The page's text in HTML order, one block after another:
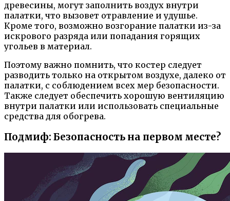
древесины, могут заполнить воздух внутри
палатки, что вызовет отравление и удушье.
Кроме того, возможно возгорание палатки из-за
искрового разряда или попадания горящих
угольев в материал.
Поэтому важно помнить, что костер следует
разводить только на открытом воздухе, далеко от
палатки, с соблюдением всех мер безопасности.
Также следует обеспечить хорошую вентиляцию
внутри палатки или использовать специальные
средства для обогрева.
Подмиф: Безопасность на первом месте?